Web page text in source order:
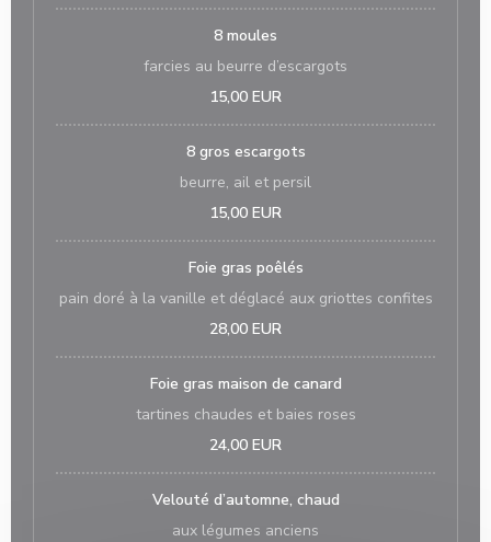
8 moules
farcies au beurre d’escargots
15,00 EUR
8 gros escargots
beurre, ail et persil
15,00 EUR
Foie gras poêlés
pain doré à la vanille et déglacé aux griottes confites
28,00 EUR
Foie gras maison de canard
tartines chaudes et baies roses
24,00 EUR
Velouté d’automne, chaud
aux légumes anciens